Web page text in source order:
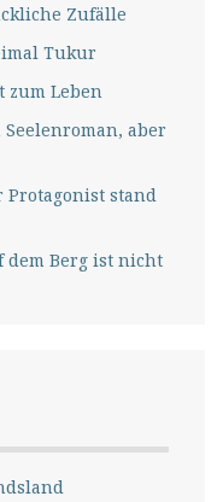
Zufälle
Tukur
zum Leben
Seelenroman, aber
Protagonist stand
dem Berg ist nicht